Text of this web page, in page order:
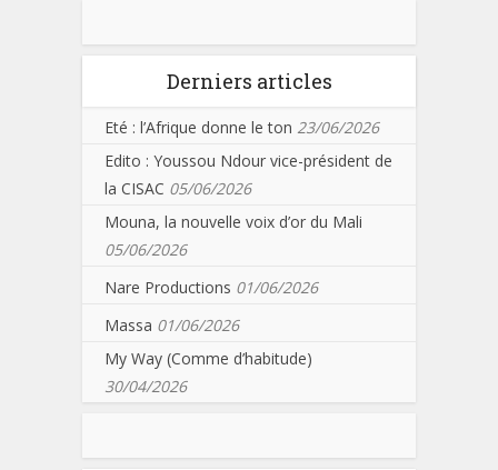
Derniers articles
Eté : l’Afrique donne le ton 23/06/2026
Edito : Youssou Ndour vice-président de
la CISAC 05/06/2026
Mouna, la nouvelle voix d’or du Mali
05/06/2026
Nare Productions 01/06/2026
Massa 01/06/2026
My Way (Comme d’habitude)
30/04/2026